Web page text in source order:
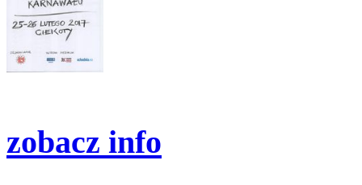
zobacz info